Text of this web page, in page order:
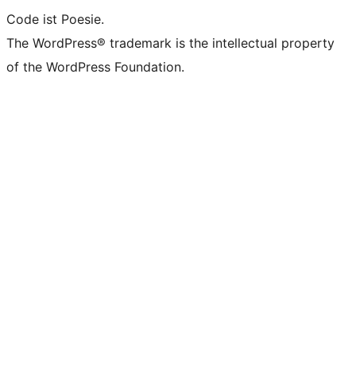
Code ist Poesie.
The WordPress® trademark is the intellectual property
of the WordPress Foundation.